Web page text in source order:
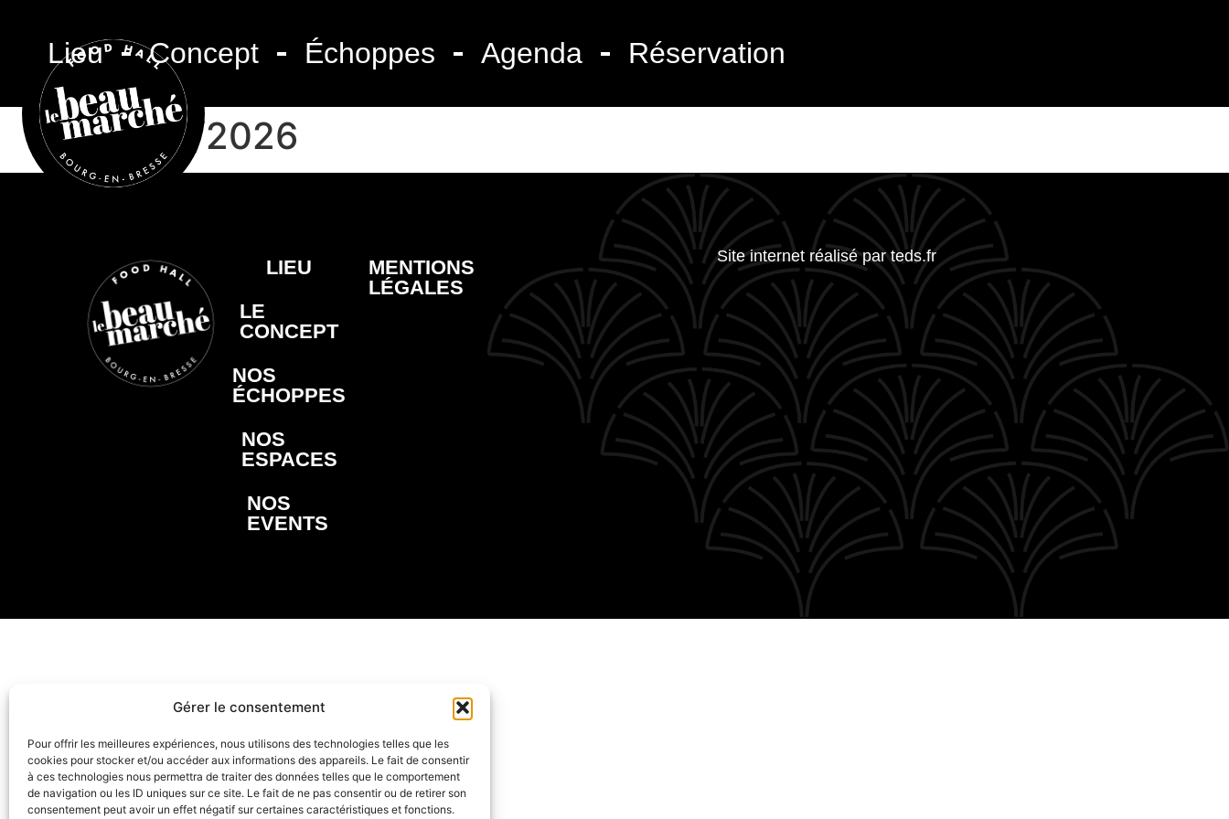
Gérer le consentement
Pour offrir les meilleures expériences, nous utilisons des technologies telles que les
cookies pour stocker et/ou accéder aux informations des appareils. Le fait de consentir
à ces technologies nous permettra de traiter des données telles que le comportement
de navigation ou les ID uniques sur ce site. Le fait de ne pas consentir ou de retirer son
consentement peut avoir un effet négatif sur certaines caractéristiques et fonctions.
Lieu Concept Échoppes Agenda Réservation
17/06/2026
LIEU
LE
CONCEPT
NOS
ÉCHOPPES
NOS
ESPACES
NOS
EVENTS
MENTIONS
LÉGALES
Site internet réalisé parteds.fr